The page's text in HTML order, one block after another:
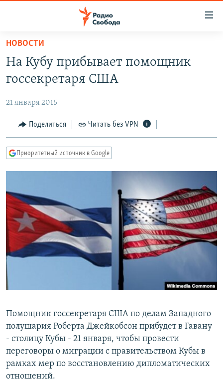
упрощенного
доступа
основному
Вернутся
главной
навигации
Вернутся
поиску
ПРОГРАММЫ
ПОДКАСТЫ
АВТОРСКИЕ ПРОЕКТЫ
ЦИТАТЫ СВОБОДЫ
МНЕНИЯ
IDEL.РЕАЛИИ
СЕВЕР.РЕАЛИИ
СИБИРЬ.РЕАЛИИ
РАСПИСАНИЕ ВЕЩАНИЯ
ПОДПИШИТЕСЬ НА РАССЫЛКУ
Все сайты РСЕ/РС
НОВОСТИ
На Кубу прибывает помощник
госсекретаря США
21 января 2015
Поделиться Читать без VPN
Приоритетный источник в Google
Помощник госсекретаря США по делам Западного
полушария Роберта Джейкобсон прибудет в Гавану
- столицу Кубы - 21 января, чтобы провести
переговоры о миграции с правительством Кубы в
рамках мер по восстановлению дипломатических
отношений.